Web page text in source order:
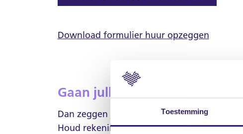
Toestemming
Download formulier huur opzeggen
Gaan jullie allebei verhuizen?
Dan zeggen jullie de huur volledig op. Dat
Houd rekening met één maand